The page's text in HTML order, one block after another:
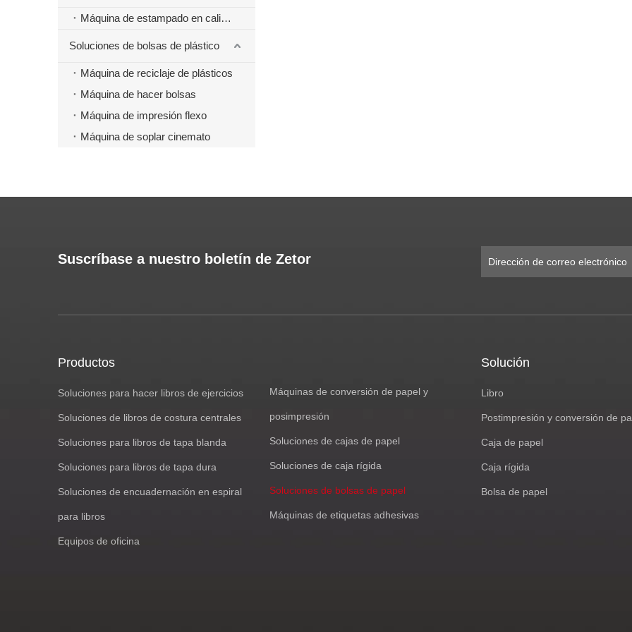
Máquina de estampado en caliente
Soluciones de bolsas de plástico
Máquina de reciclaje de plásticos
Máquina de hacer bolsas
Máquina de impresión flexo
Máquina de soplar cinemato
Suscríbase a nuestro boletín de Zetor
Productos
Soluciones para hacer libros de ejercicios
Soluciones de libros de costura centrales
Soluciones para libros de tapa blanda
Soluciones para libros de tapa dura
Soluciones de encuadernación en espiral
para libros
Equipos de oficina
Máquinas de conversión de papel y
posimpresión
Soluciones de cajas de papel
Soluciones de caja rígida
Soluciones de bolsas de papel
Máquinas de etiquetas adhesivas
Solución
Libro
Postimpresión y conversión de
Caja de papel
Caja rígida
Bolsa de papel